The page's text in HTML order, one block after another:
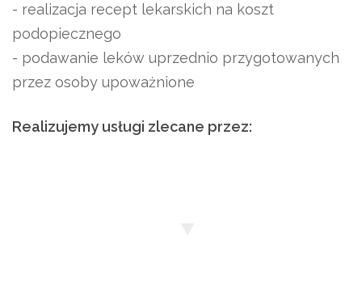
- realizacja recept lekarskich na koszt
podopiecznego
- podawanie leków uprzednio przygotowanych
przez osoby upoważnione
Realizujemy usługi zlecane przez: